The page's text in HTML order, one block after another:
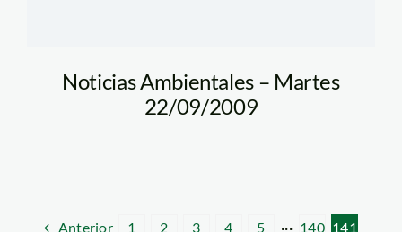
Noticias Ambientales – Martes
22/09/2009
Anterior 1 2 3 4 5 ··· 140 141